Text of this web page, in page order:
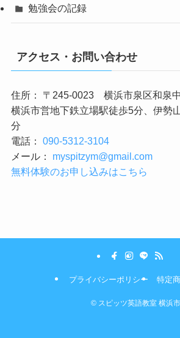
勉強会の記録
アクセス・お問い合わせ
住所： 〒245-0023 横浜市泉区和泉
横浜市営地下鉄立場駅徒歩5分、伊勢
分
電話： 090-5312-3104
メール： myspitzym@gmail.com
無料体験のお申し込みはこちら
プライバシーポリシー 特定
© スピッツ英語教室 横浜